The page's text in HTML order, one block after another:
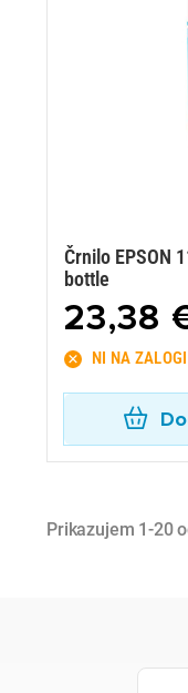
Črnilo EPSON
bottle
23,38
NI NA ZALOGI
Prikazujem 1-20